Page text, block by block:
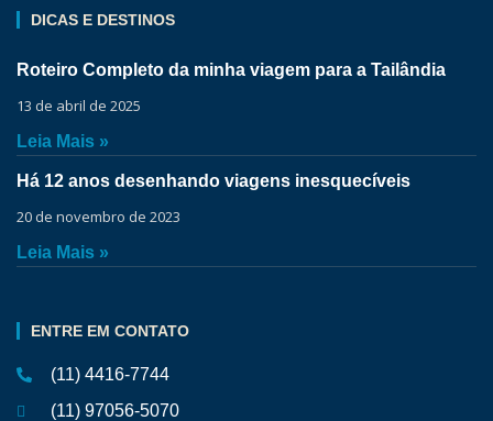
DICAS E DESTINOS
Roteiro Completo da minha viagem para a Tailândia
13 de abril de 2025
Leia Mais »
Há 12 anos desenhando viagens inesquecíveis
20 de novembro de 2023
Leia Mais »
ENTRE EM CONTATO
(11) 4416-7744
(11) 97056-5070